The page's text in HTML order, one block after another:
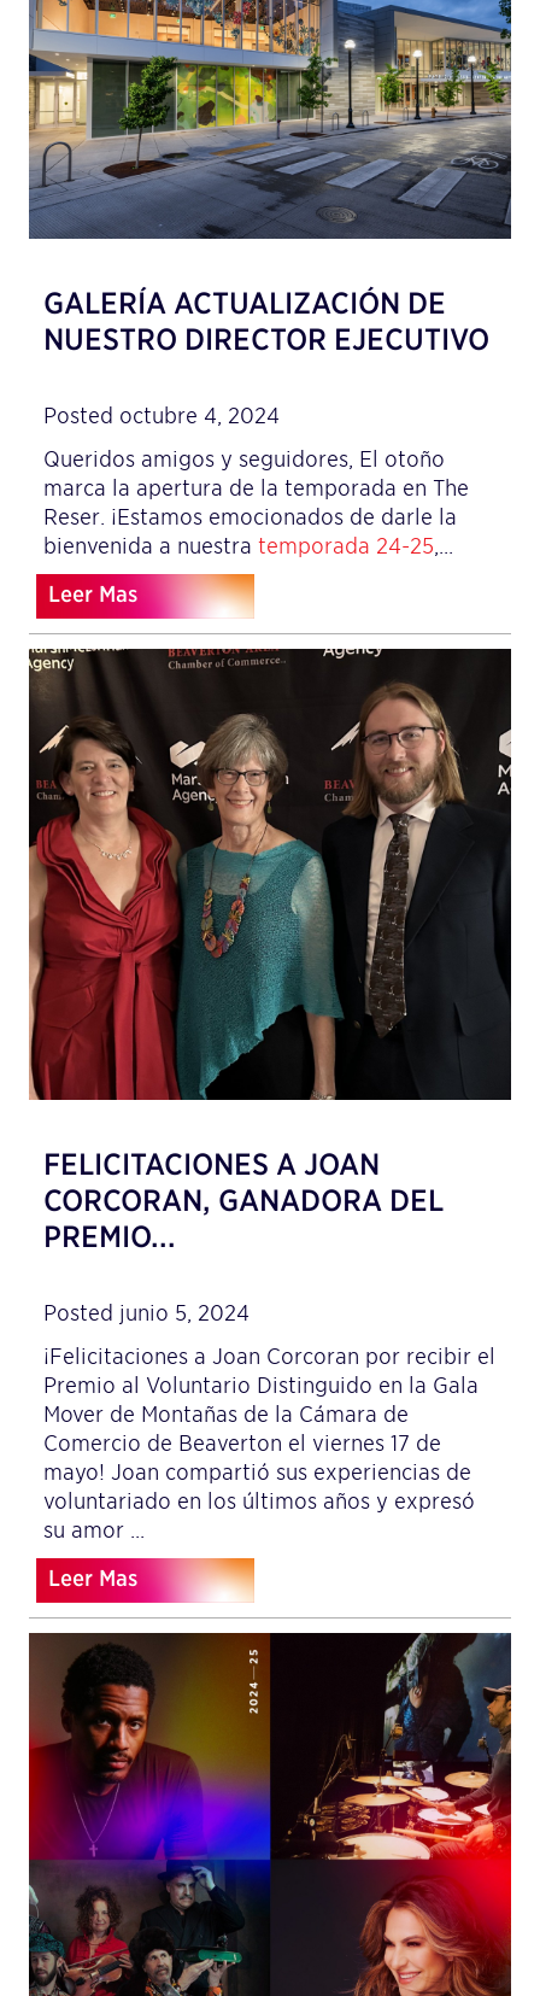
GALERÍA ACTUALIZACIÓN DE
NUESTRO DIRECTOR EJECUTIVO
Posted octubre 4, 2024
Queridos amigos y seguidores, El otoño
marca la apertura de la temporada en The
Reser. ¡Estamos emocionados de darle la
bienvenida a nuestra temporada 24-25
Leer Mas
FELICITACIONES A JOAN
CORCORAN, GANADORA DEL
PREMIO...
Posted junio 5, 2024
¡Felicitaciones a Joan Corcoran por recibir el
Premio al Voluntario Distinguido en la Gala
Mover de Montañas de la Cámara de
Comercio de Beaverton el viernes 17 de
mayo! Joan compartió sus experiencias de
voluntariado en los últimos años y expresó
su amor ...
Leer Mas